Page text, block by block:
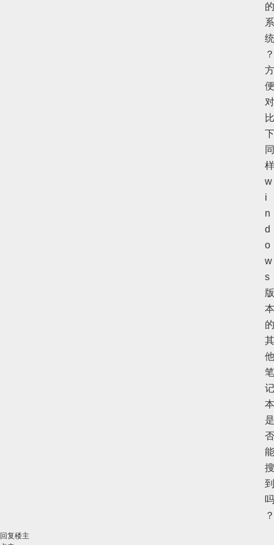
的
系
统
？
方
便
对
比
下
同
样
w
i
n
d
o
w
s
版
本
的
其
他
笔
记
本
是
否
能
搜
到
吗
？
回复楼主